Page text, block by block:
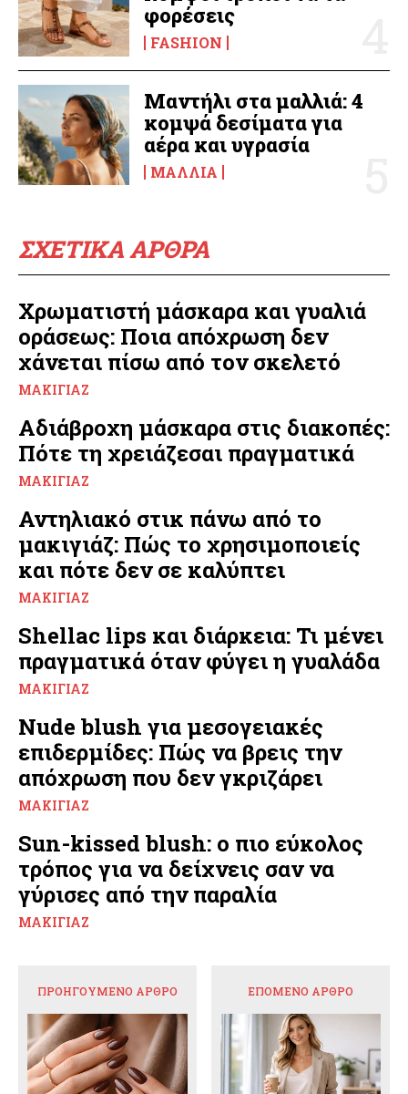
φορέσεις
FASHION
Μαντήλι στα μαλλιά: 4
κομψά δεσίματα για
αέρα και υγρασία
ΜΑΛΛΙΆ
ΣΧΕΤΙΚΑ ΑΡΘΡΑ
Χρωματιστή μάσκαρα και γυαλιά
οράσεως: Ποια απόχρωση δεν
χάνεται πίσω από τον σκελετό
ΜΑΚΙΓΙΆΖ
Αδιάβροχη μάσκαρα στις διακοπές:
Πότε τη χρειάζεσαι πραγματικά
ΜΑΚΙΓΙΆΖ
Αντηλιακό στικ πάνω από το
μακιγιάζ: Πώς το χρησιμοποιείς
και πότε δεν σε καλύπτει
ΜΑΚΙΓΙΆΖ
Shellac lips και διάρκεια: Τι μένει
πραγματικά όταν φύγει η γυαλάδα
ΜΑΚΙΓΙΆΖ
Nude blush για μεσογειακές
επιδερμίδες: Πώς να βρεις την
απόχρωση που δεν γκριζάρει
ΜΑΚΙΓΙΆΖ
Sun-kissed blush: ο πιο εύκολος
τρόπος για να δείχνεις σαν να
γύρισες από την παραλία
ΜΑΚΙΓΙΆΖ
ΠΡΟΗΓΟΎΜΕΝΟ ΆΡΘΡΟ ΕΠΌΜΕΝΟ ΆΡΘΡΟ